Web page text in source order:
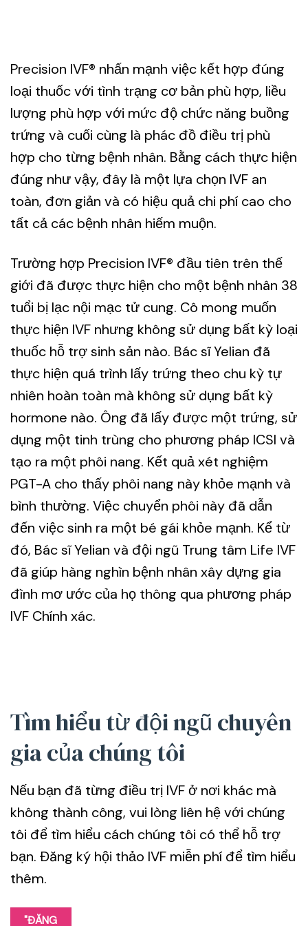
Precision IVF® nhấn mạnh việc kết hợp đúng
loại thuốc với tình trạng cơ bản phù hợp, liều
lượng phù hợp với mức độ chức năng buồng
trứng và cuối cùng là phác đồ điều trị phù
hợp cho từng bệnh nhân. Bằng cách thực hiện
đúng như vậy, đây là một lựa chọn IVF an
toàn, đơn giản và có hiệu quả chi phí cao cho
tất cả các bệnh nhân hiếm muộn.
Trường hợp Precision IVF® đầu tiên trên thế
giới đã được thực hiện cho một bệnh nhân 38
tuổi bị lạc nội mạc tử cung. Cô mong muốn
thực hiện IVF nhưng không sử dụng bất kỳ loại
thuốc hỗ trợ sinh sản nào. Bác sĩ Yelian đã
thực hiện quá trình lấy trứng theo chu kỳ tự
nhiên hoàn toàn mà không sử dụng bất kỳ
hormone nào. Ông đã lấy được một trứng, sử
dụng một tinh trùng cho phương pháp ICSI và
tạo ra một phôi nang. Kết quả xét nghiệm
PGT-A cho thấy phôi nang này khỏe mạnh và
bình thường. Việc chuyển phôi này đã dẫn
đến việc sinh ra một bé gái khỏe mạnh. Kể từ
đó, Bác sĩ Yelian và đội ngũ Trung tâm Life IVF
đã giúp hàng nghìn bệnh nhân xây dựng gia
đình mơ ước của họ thông qua phương pháp
IVF Chính xác.
Tìm hiểu từ đội ngũ chuyên
gia của chúng tôi
Nếu bạn đã từng điều trị IVF ở nơi khác mà
không thành công, vui lòng liên hệ với chúng
tôi để tìm hiểu cách chúng tôi có thể hỗ trợ
bạn. Đăng ký hội thảo IVF miễn phí để tìm hiểu
thêm.
"ĐĂNG